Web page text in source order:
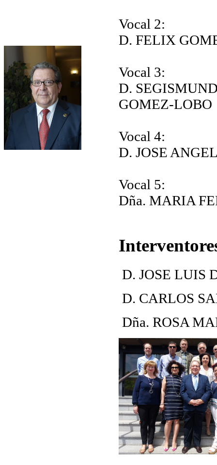
Vocal 2:
D. FELIX
Vocal 3:
D.
GOMEZ-LOBO
Vocal 4:
D. JOSE
Vocal 5:
Dña. MARIA
I
D. JOSE LUIS
D. CARLOS
Dña. ROSA